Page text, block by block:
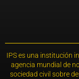
IPS es una institución
agencia mundial de
sociedad civil sobre